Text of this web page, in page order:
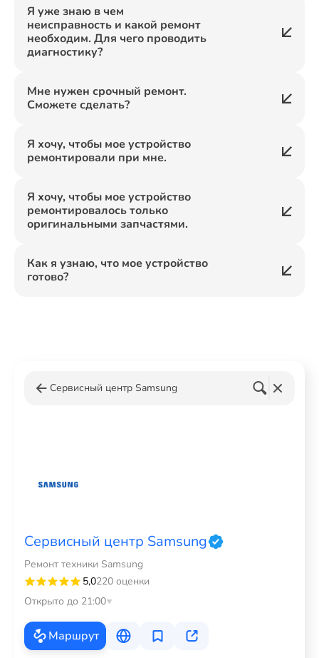
Я уже знаю в чем
неисправность и какой ремонт
необходим. Для чего проводить
диагностику?
Мне нужен срочный ремонт.
Сможете сделать?
Я хочу, чтобы мое устройство
ремонтировали при мне.
Я хочу, чтобы мое устройство
ремонтировалось только
оригинальными запчастями.
Как я узнаю, что мое устройство
готово?
Сервисный центр Samsung
Сервисный центр Samsung
Ремонт техники Samsung
5,0220 оценки
Открыто до 21:00
Маршрут